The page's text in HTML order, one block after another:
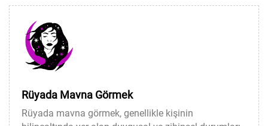
Rüyada Mavna Görmek
Rüyada mavna görmek, genellikle kişinin